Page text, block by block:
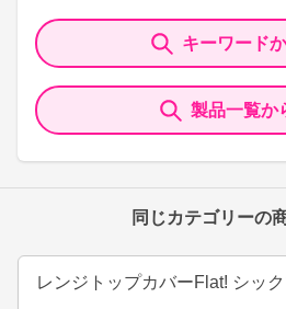
キーワード
製品一覧か
同じカテゴリーの
レンジトップカバーFlat! シッ